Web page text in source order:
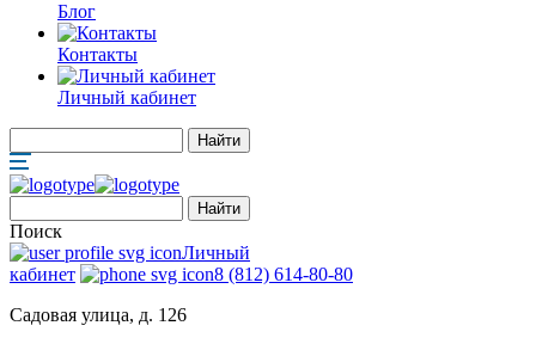
Блог
Контакты
Личный кабинет
Поиск
Личный
кабинет
8 (812) 614-80-80
Садовая улица, д. 126